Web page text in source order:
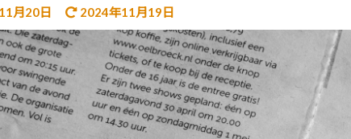
月20日 2024年11月19日